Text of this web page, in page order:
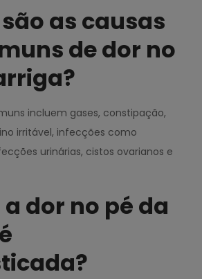
as causas
de dor no
incluem gases, constipação,
irritável, infecções como
urinárias, cistos ovarianos e
a dor no pé da